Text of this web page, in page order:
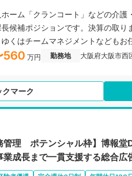
ーム「クランコート」などの介護
候補ポジションです。決算の取り
くはチームマネジメントなどもお
560 万円 勤務地 大阪府大阪市西
クマーク
管理 ポテンシャル枠】博報
成長まで一貫支援する総合広